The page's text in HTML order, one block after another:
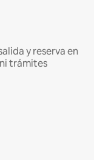
y reserva en
trámites